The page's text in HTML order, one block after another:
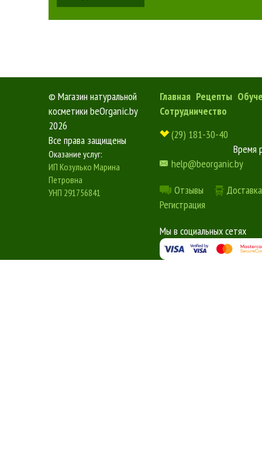
© Магазин натуральной
косметики beOrganic.by
2026
Все права защищены
Оказание услуг:
ИП Козулько Марина
Петровна
УНП 291756841
Главная Рецепты
Сотрудничество
(29) 181-30-40
Время
help@beorganic.by
Отзывы
Регистрация
Мы в социальных сетях